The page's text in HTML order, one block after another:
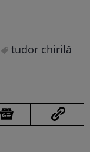
tudor chirilă